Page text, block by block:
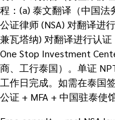
程：(a) 泰文翻译（中国法
公证律师 (NSA) 对翻译进
兼瓦塔纳) 对翻译进行认
One Stop Investment
商、工行泰国）。单证
工作日完成。如需在泰国
公证 + MFA + 中国驻泰使